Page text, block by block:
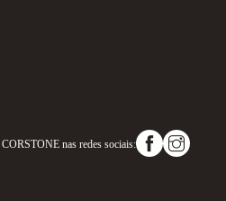
CORSTONE nas redes sociais: